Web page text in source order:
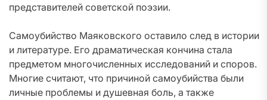
представителей советской поэзии.
Самоубийство Маяковского оставило след в истории
и литературе. Его драматическая кончина стала
предметом многочисленных исследований и споров.
Многие считают, что причиной самоубийства были
личные проблемы и душевная боль, а также